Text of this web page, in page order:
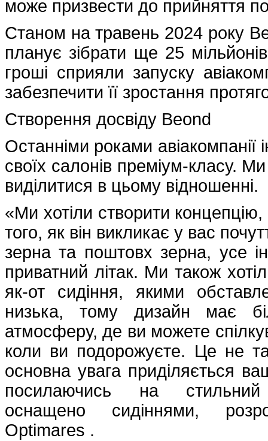
може призвести до прийняття
Станом на травень 2024 року
планує зібрати ще 25
гроші сприяли запуску
забезпечити її зростання
Створення досвіду Beond
Останніми роками авіакомпанії
своїх салонів преміум-класу.
виділитися в цьому відношенні.
«Ми хотіли створити
того, як він викликає у вас
зерна та поштовх зерна, усе
приватний літак. Ми також
як-от сидіння, якими
низька, тому дизайн має
атмосферу, де ви можете
коли ви подорожуєте. Це не
основна увага приділяється
посилаючись на
оснащено сидіннями,
Optimares .